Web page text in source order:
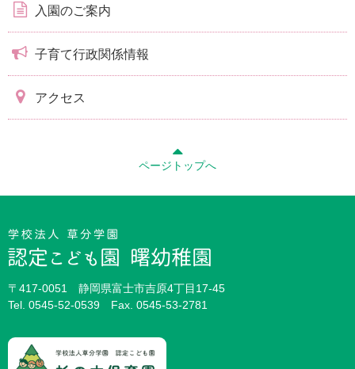
入園のご案内
子育て行政関係情報
アクセス
ページトップへ
〒417-0051 静岡県富士市吉原4丁目17-45
Tel. 0545-52-0539 Fax. 0545-53-2781